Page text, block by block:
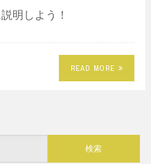
明しよう！
READ MORE